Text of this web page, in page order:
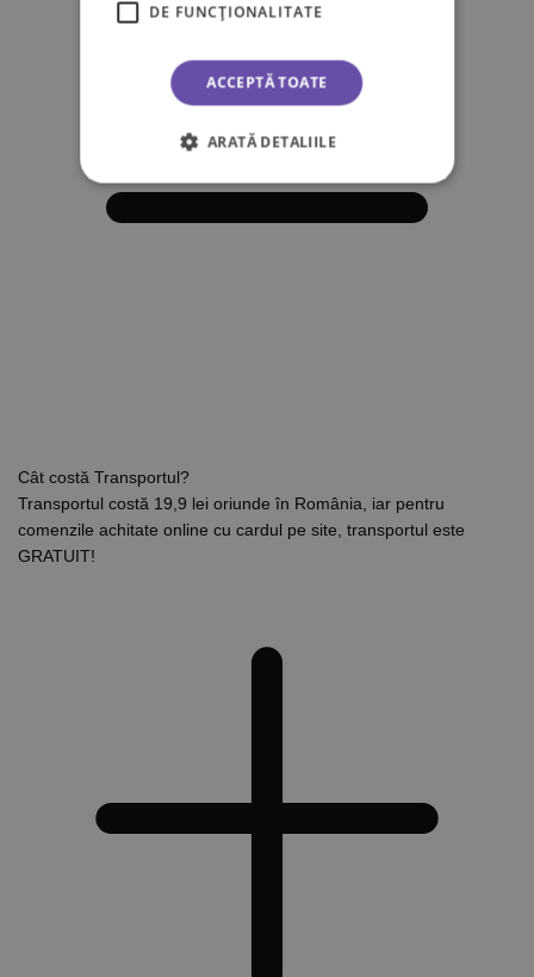
Cât costă Transportul?
Transportul costă 19,9 lei oriunde în România, iar pentru
comenzile achitate online cu cardul pe site, transportul este
GRATUIT!
DE FUNCŢIONALITATE
ACCEPTĂ TOATE
ARATĂ DETALIILE